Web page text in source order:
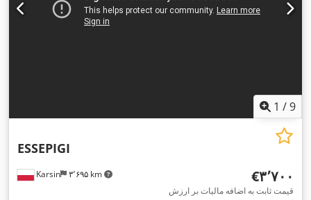
1 /9
Karsin ۳٬۶۹۵ km
ESSEPIGI
‎€۳٬۷۰۰
قیمت ثابت به اضافه مالیات بر ارزش